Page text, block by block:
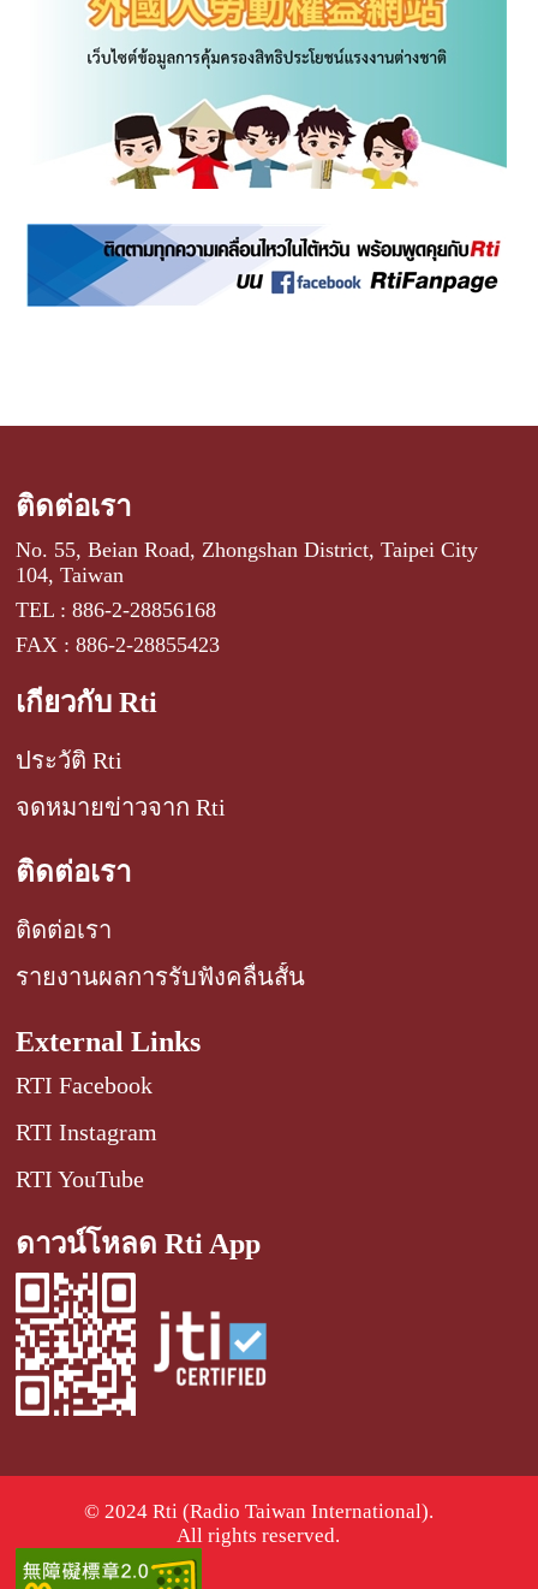
ติดต่อเรา
No. 55, Beian Road, Zhongshan District, Taipei City
104, Taiwan
TEL : 886-2-28856168
FAX : 886-2-28855423
เกี่ยวกับ Rti
ประวัติ Rti
จดหมายข่าวจาก Rti
ติดต่อเรา
ติดต่อเรา
รายงานผลการรับฟังคลื่นสั้น
External Links
RTI Facebook
RTI Instagram
RTI YouTube
ดาวน์โหลด Rti App
© 2024 Rti (Radio Taiwan International).
All rights reserved.